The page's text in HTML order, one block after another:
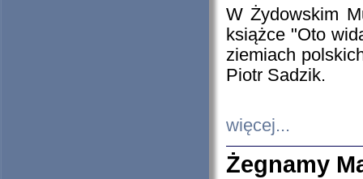
W Żydowskim
książce "Oto
ziemiach
Piotr Sadzik.
więcej...
Żegnamy